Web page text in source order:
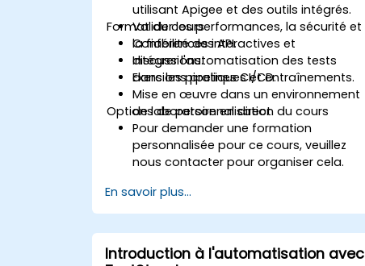
utilisant Apigee et des outils intégrés.
Valider les performances, la sécurité et
la fiabilité des API.
Intégrer l'automatisation des tests
dans les pipelines CI/CD.
Format du cours
Conférences interactives et
discussions.
Exercions pratiques et entraînements.
Mise en œuvre dans un environnement
de laboratoire en direct.
Options de personnalisation du cours
Pour demander une formation
personnalisée pour ce cours, veuillez
nous contacter pour organiser cela.
En savoir plus...
Introduction à l'automatisation avec